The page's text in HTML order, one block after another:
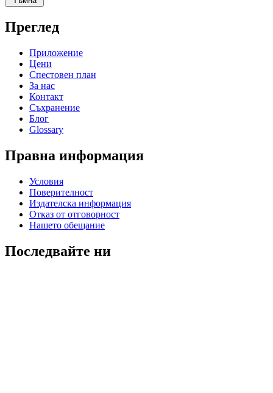
Преглед
Приложение
Цени
Спестовен план
За нас
Контакт
Съхранение
Блог
Glossary
Правна информация
Условия
Поверителност
Издателска информация
Отказ от отговорност
Нашето обещание
Последвайте ни